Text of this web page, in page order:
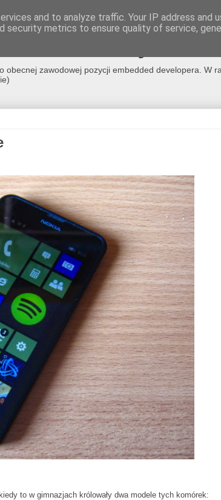
nie jest
obecnej zawodowej pozycji embedded developera. W
to w gimnazjach królowały dwa modele tych komórek:
and to analyze traffic. Your IP address and
security metrics to ensure quality of service,